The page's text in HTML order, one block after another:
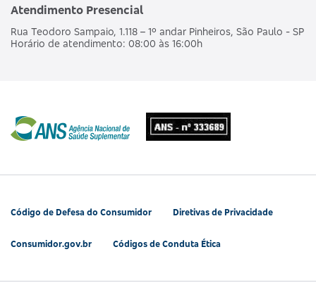
Atendimento Presencial
Rua Teodoro Sampaio, 1.118 – 1º andar Pinheiros, São Paulo - SP
Horário de atendimento: 08:00 às 16:00h
Código de Defesa do Consumidor Diretivas de Privacidade
Consumidor.gov.br Códigos de Conduta Ética